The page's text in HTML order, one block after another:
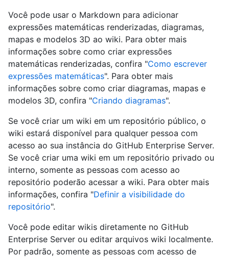
Você pode usar o Markdown para adicionar
expressões matemáticas renderizadas, diagramas,
mapas e modelos 3D ao wiki. Para obter mais
informações sobre como criar expressões
matemáticas renderizadas, confira "Como escrever
expressões matemáticas". Para obter mais
informações sobre como criar diagramas, mapas e
modelos 3D, confira "Criando diagramas".
Se você criar um wiki em um repositório público, o
wiki estará disponível para qualquer pessoa com
acesso ao sua instância do GitHub Enterprise Server.
Se você criar uma wiki em um repositório privado ou
interno, somente as pessoas com acesso ao
repositório poderão acessar a wiki. Para obter mais
informações, confira "Definir a visibilidade do
repositório".
Você pode editar wikis diretamente no GitHub
Enterprise Server ou editar arquivos wiki localmente.
Por padrão, somente as pessoas com acesso de